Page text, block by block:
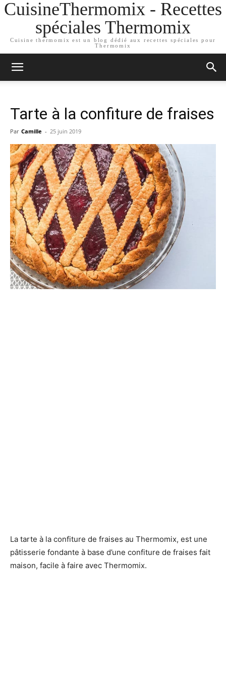
CuisineThermomix - Recettes
spéciales Thermomix
Cuisine thermomix est un blog dédié aux recettes spéciales pour
Thermomix
Tarte à la confiture de fraises
Par Camille - 25 juin 2019
La tarte à la confiture de fraises au Thermomix, est une
pâtisserie fondante à base d’une confiture de fraises fait
maison, facile à faire avec Thermomix.